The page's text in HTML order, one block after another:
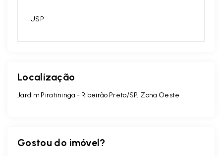
USP
Localização
Jardim Piratininga - Ribeirão Preto/SP, Zona Oeste
Gostou do imóvel?